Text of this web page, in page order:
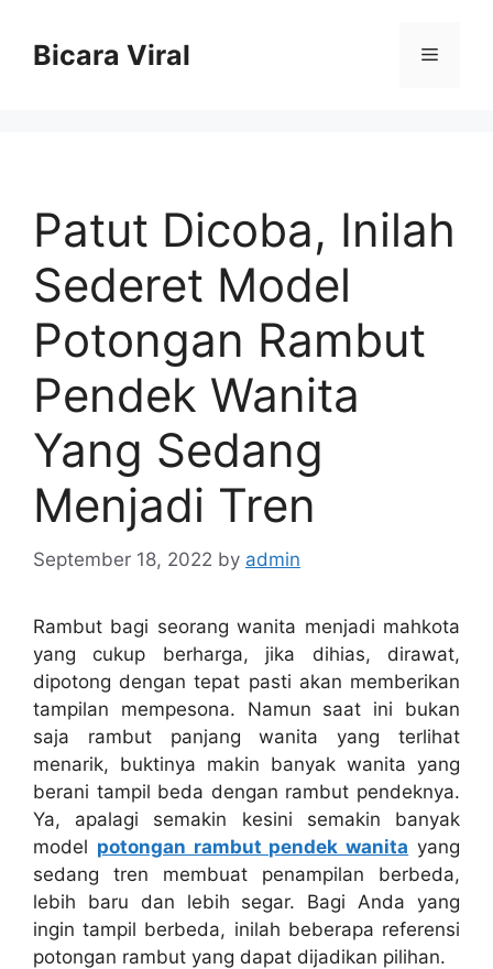
contentBicara Viral Menu
Patut Dicoba, Inilah
Sederet Model
Potongan Rambut
Pendek Wanita
Yang Sedang
Menjadi Tren
September 18, 2022 by admin
Rambut bagi seorang wanita menjadi mahkota
yang cukup berharga, jika dihias, dirawat,
dipotong dengan tepat pasti akan memberikan
tampilan mempesona. Namun saat ini bukan
saja rambut panjang wanita yang terlihat
menarik, buktinya makin banyak wanita yang
berani tampil beda dengan rambut pendeknya.
Ya, apalagi semakin kesini semakin banyak
model potongan rambut pendek wanita yang
sedang tren membuat penampilan berbeda,
lebih baru dan lebih segar. Bagi Anda yang
ingin tampil berbeda, inilah beberapa referensi
potongan rambut yang dapat dijadikan pilihan.